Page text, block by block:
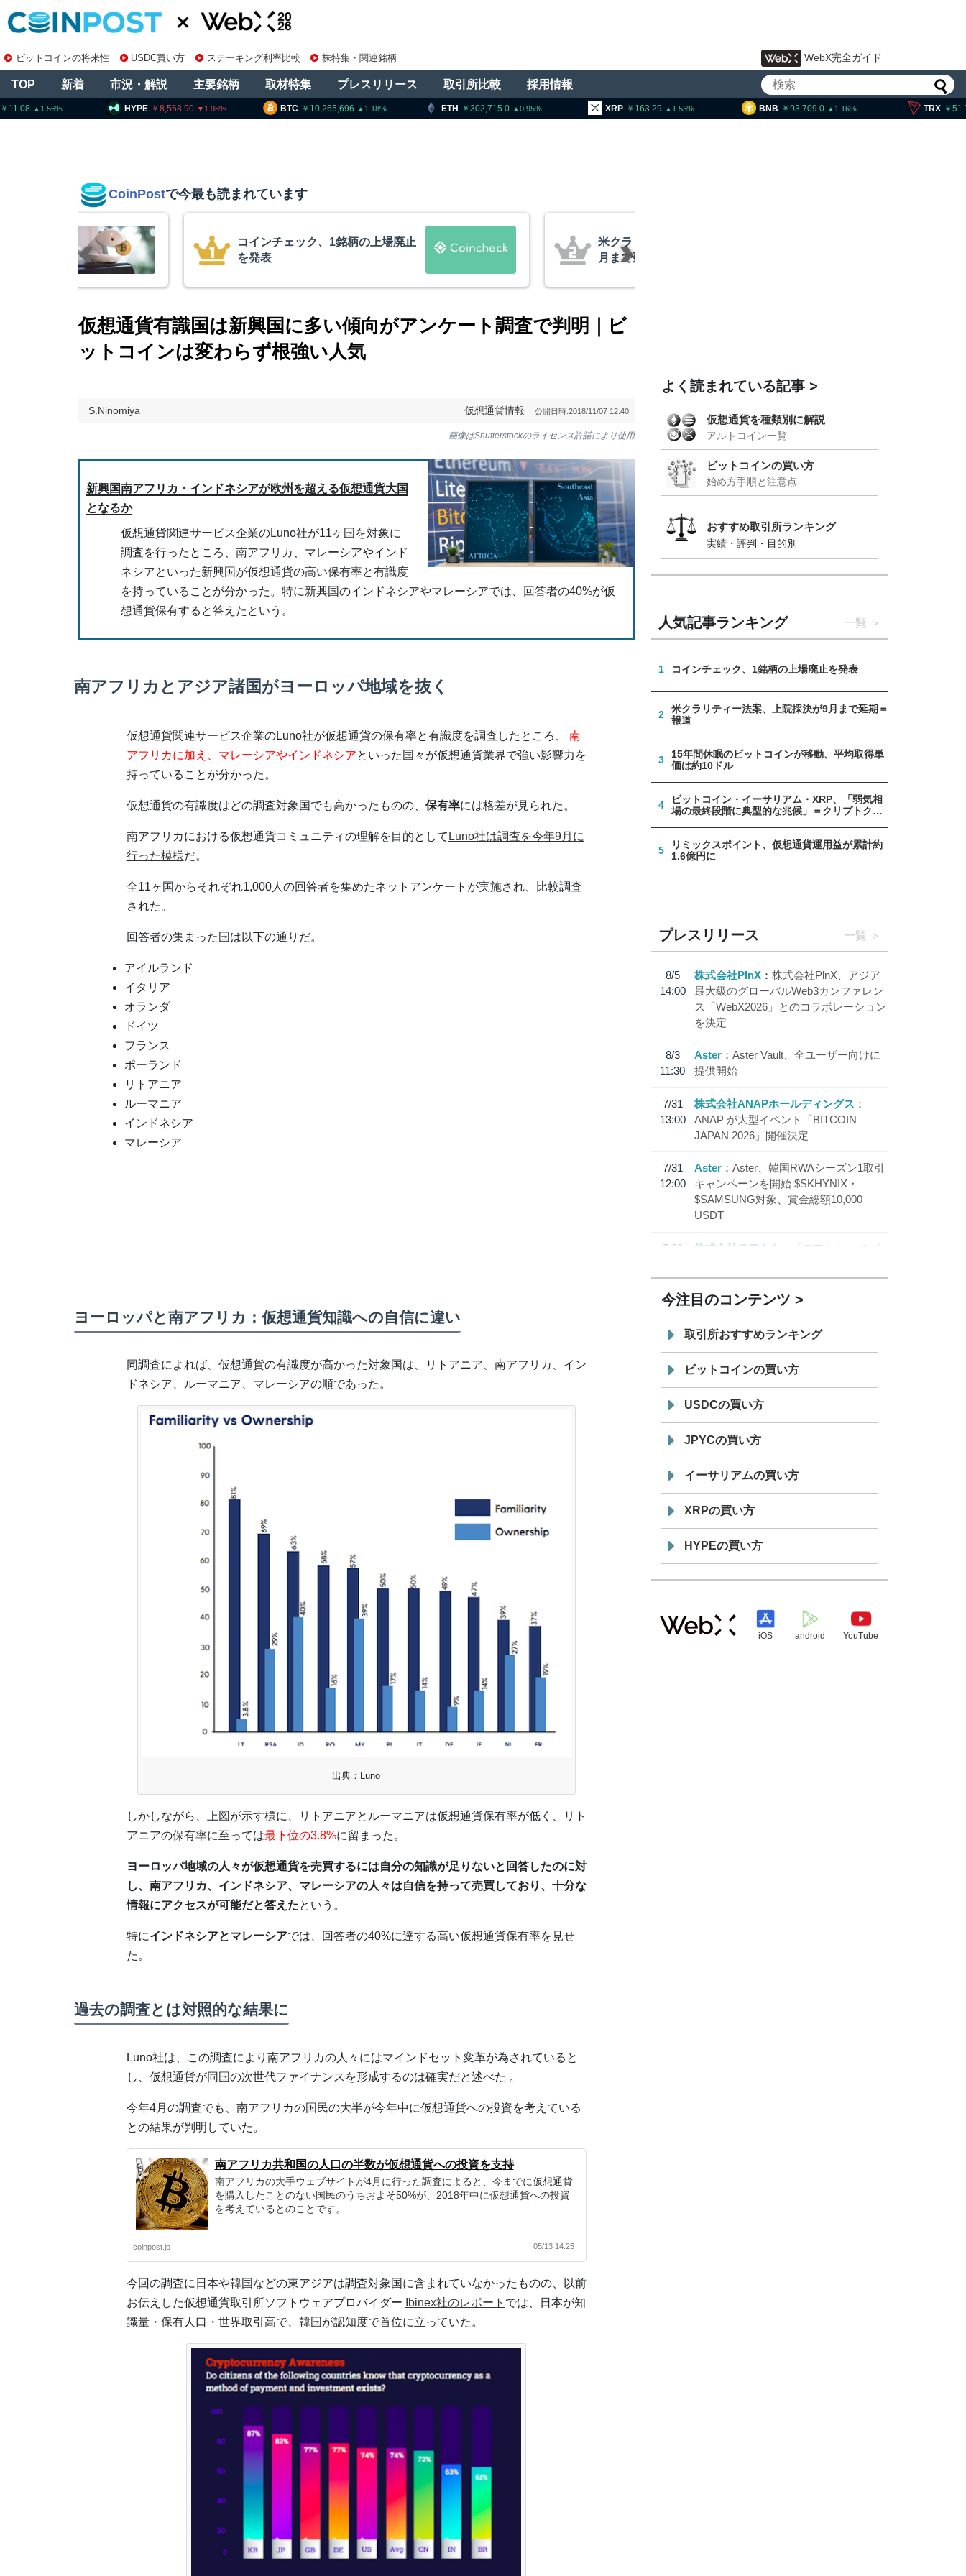
ビットコインの将来性 USDC買い方 ステーキング利率比較 株特集・関連銘柄 WebX完全ガイド
TOP 新着 市況・解説 主要銘柄 取材特集 プレスリリース 取引所比較 採用情報
BTC 10,265,696 1.18 ETH 302,715.0 0.95 XRP 163.29 1.53 BNB 93,709.0 1.16 TRX 0.53
HYPE 8,568.90 1.98
CoinPostで今最も読まれています
チェック、1銘柄の上場廃止
米クラリティー法案、上院採決が9
仮想通貨有識国は新興国に多い傾向がアンケート調査で判明｜ビ
ットコインは変わらず根強い人気
S.Ninomiya 仮想通貨情報 公開日時:2018/11/07 12:40
画像はShutterstockのライセンス許諾により使用
新興国南アフリカ・インドネシアが欧州を超える仮想通貨大国
となるか
仮想通貨関連サービス企業のLuno社が11ヶ国を対象に
調査を行ったところ、南アフリカ、マレーシアやインド
ネシアといった新興国が仮想通貨の高い保有率と有識度
を持っていることが分かった。特に新興国のインドネシアやマレーシアでは、回答者の40%が仮
想通貨保有すると答えたという。
南アフリカとアジア諸国がヨーロッパ地域を抜く
仮想通貨関連サービス企業のLuno社が仮想通貨の保有率と有識度を調査したところ、 南
アフリカに加え、マレーシアやインドネシアといった国々が仮想通貨業界で強い影響力を
持っていることが分かった。
仮想通貨の有識度はどの調査対象国でも高かったものの、 保有率には格差が見られた。
南アフリカにおける仮想通貨コミュニティの理解を目的として Luno社は調査を今年9月に
行った模様だ。
全11ヶ国からそれぞれ1,000人の回答者を集めたネットアンケートが実施され、比較調査
された。
回答者の集まった国は以下の通りだ。
アイルランド
イタリア
オランダ
ドイツ
フランス
ポーランド
リトアニア
ルーマニア
インドネシア
マレーシア
ヨーロッパと南アフリカ：仮想通貨知識への自信に違い
同調査によれば、仮想通貨の有識度が高かった対象国は、リトアニア、南アフリカ、イン
ドネシア、ルーマニア、マレーシアの順であった。
出典：Luno
しかしながら、上図が示す様に、リトアニアとルーマニアは仮想通貨保有率が低く、リト
アニアの保有率に至っては最下位の3.8%に留まった。
ヨーロッパ地域の人々が仮想通貨を売買するには自分の知識が足りないと回答したのに対
し、南アフリカ、インドネシア、マレーシアの人々は自信を持って売買しており、十分な
情報にアクセスが可能だと答えたという。
特にインドネシアとマレーシアでは、回答者の40%に達する高い仮想通貨保有率を見せ
た。
過去の調査とは対照的な結果に
Luno社は、この調査により南アフリカの人々にはマインドセット変革が為されていると
し、仮想通貨が同国の次世代ファイナンスを形成するのは確実だと述べた 。
今年4月の調査でも、南アフリカの国民の大半が今年中に仮想通貨への投資を考えている
との結果が判明していた。
南アフリカ共和国の人口の半数が仮想通貨への投資を支持
南アフリカの大手ウェブサイトが4月に行った調査によると、今までに仮想通貨
を購入したことのない国民のうちおよそ50%が、2018年中に仮想通貨への投資
を考えているとのことです。
coinpost.jp 05/13 14:25
今回の調査に日本や韓国などの東アジアは調査対象国に含まれていなかったものの、以前
お伝えした仮想通貨取引所ソフトウェアプロバイダー
Ibinex社のレポート では、日本が知
識量・保有人口・世界取引高で、韓国が認知度で首位に立っていた。
よく読まれている記事
仮想通貨を種類別に解説
アルトコイン一覧
ビットコインの買い方
始め方手順と注意点
おすすめ取引所ランキング
実績・評判・目的別
人気記事ランキング 一覧
1 コインチェック、1銘柄の上場廃止を発表
2
米クラリティー法案、上院採決が9月まで延期＝
報道
3
15年間休眠のビットコインが移動、平均取得単
価は約10ドル
4
ビットコイン・イーサリアム・XRP、「弱気相
場の最終段階に典型的な兆候」＝クリプトクア
5
リミックスポイント、仮想通貨運用益が累計約
1.6億円に
プレスリリース 一覧
8/5
14:00
株式会社PlnX
株式会社PlnX、アジア
最大級のグローバルWeb3カンファレン
ス「WebX2026」とのコラボレーション
を決定
8/3
11:30
Aster
Aster Vault、全ユーザー向けに
提供開始
7/31
13:00
株式会社ANAPホールディングス
ANAP が大型イベント「BITCOIN
JAPAN 2026」開催決定
7/31
12:00
Aster
Aster、韓国RWAシーズン1取引
キャンペーンを開始 $SKHYNIX・
$SAMSUNG対象、賞金総額10,000
USDT
7/30
株式会社モアクト
「モアクト」 のポ
「 JPYC」を追加
19:30
てステーブルコイン「JPYSC」徹底解
説セミナーを開催
今注目のコンテンツ
取引所おすすめランキング
ビットコインの買い方
USDCの買い方
JPYCの買い方
イーサリアムの買い方
XRPの買い方
HYPEの買い方
iOS android YouTube